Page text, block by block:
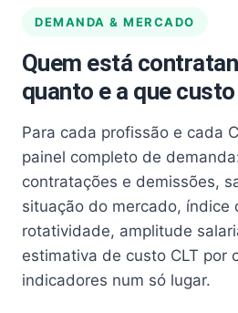
DEMANDA & MERCADO
Quem está
quanto e a que custo
Para cada profissão e cada
painel completo de
contratações e demissões,
situação do mercado, índice
rotatividade, amplitude
estimativa de custo CLT por
indicadores num só lugar.